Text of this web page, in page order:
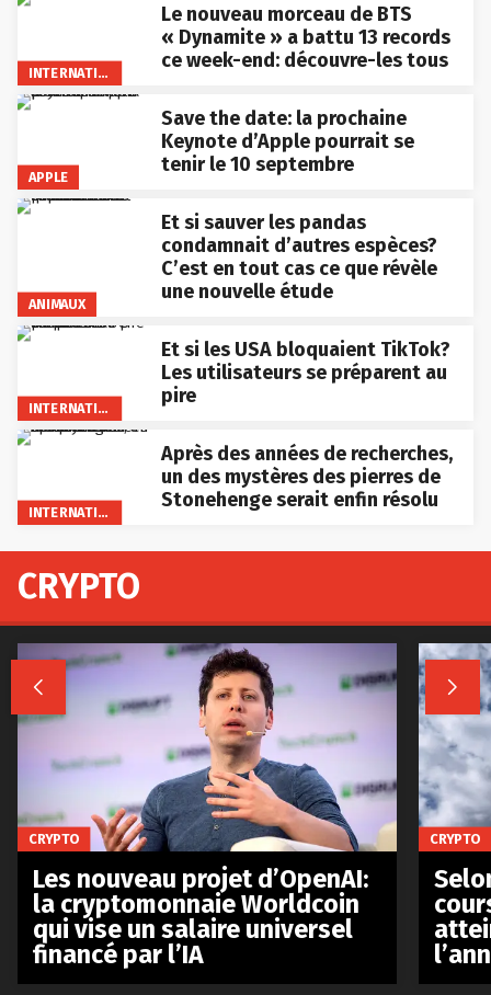
INTERNATIONAL
Le nouveau morceau de BTS
« Dynamite » a battu 13 records
ce week-end: découvre-les tous
APPLE
Save the date: la prochaine
Keynote d’Apple pourrait se
tenir le 10 septembre
ANIMAUX
Et si sauver les pandas
condamnait d’autres espèces?
C’est en tout cas ce que révèle
une nouvelle étude
INTERNATIONAL
Et si les USA bloquaient TikTok?
Les utilisateurs se préparent au
pire
INTERNATIONAL
Après des années de recherches,
un des mystères des pierres de
Stonehenge serait enfin résolu
CRYPTO
 
CRYPTO
Les nouveau projet d’OpenAI:
la cryptomonnaie Worldcoin
qui vise un salaire universel
financé par l’IA
CRYPTO